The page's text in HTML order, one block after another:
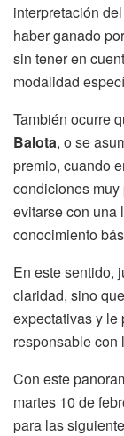
interpretación
haber ganado
sin tener en
modalidad
También ocurre
Balota, o se
premio, cuando
condiciones
evitarse con una
conocimiento
En este sentido,
claridad, sino
expectativas y le
responsable con
Con este
martes 10 de
para las